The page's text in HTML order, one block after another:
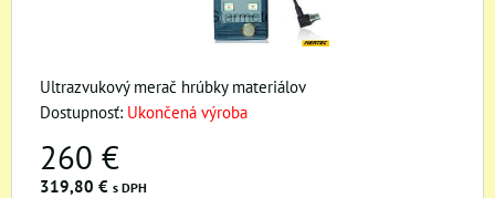
Ultrazvukový merač hrúbky materiálov
Dostupnosť: Ukončená výroba
260 €
319,80 € s DPH